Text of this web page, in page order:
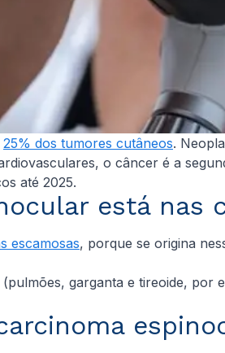
25% dos tumores cutâneos.
o câncer é a
até 2025.
está nas
escamosas, porque se origina
garganta e tireoide, por